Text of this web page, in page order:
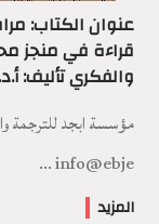
عنوان الكتاب:
قراءة في منجز
والفكري تأليف:
info@ebje ...
المزيد